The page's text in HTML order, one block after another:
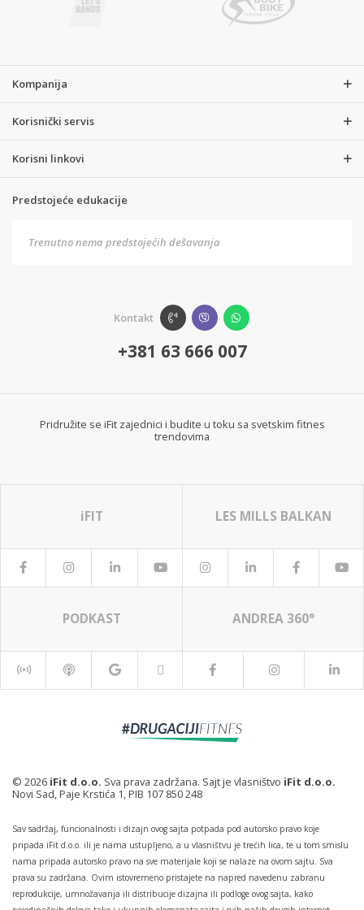
Kompanija
Korisnički servis
Korisni linkovi
Predstojeće edukacije
Trenutno nema predstojećih dešavanja
Kontakt
+381 63 666 007
Pridružite se iFit zajednici i budite u toku sa svetskim fitnes
trendovima
iFIT LES MILLS BALKAN
PODKAST ANDREA 360°
© 2026 iFit d.o.o. Sva prava zadržana. Sajt je vlasništvo iFit d.o.o.
Novi Sad, Paje Krstića 1, PIB 107 850 248
Sav sadržaj, funcionalnosti i dizajn ovog sajta potpada pod autorsko pravo koje
pripada iFit d.o.o. ili je nama ustupljeno, a u vlasništvu je trećih lica, te u tom smislu
nama pripada autorsko pravo na sve materijale koji se nalaze na ovom sajtu. Sva
prava su zadržana. Ovim istovremeno pristajete na napred navedenu zabranu
reprodukcije, umnožavanja ili distribucije dizajna ili podloge ovog sajta, kako